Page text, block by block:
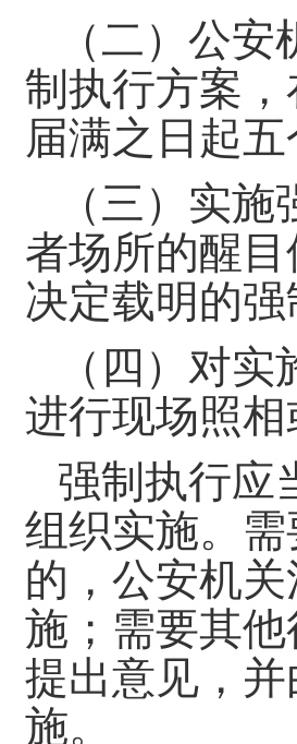
（二）公
制执行方案
届满之日起
（三）实
者场所的醒
决定载明的
（四）对
进行现场照
强制执行应
组织实施。
的，公安机
施；需要其
提出意见，
施。